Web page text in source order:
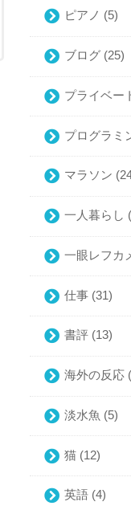
ピアノ (5)
ブログ (25)
プライベー
プログラミ
マラソン
一人暮らし
一眼レフカ
仕事 (31)
書評 (13)
海外の反応
淡水魚 (5)
猫 (12)
英語 (4)